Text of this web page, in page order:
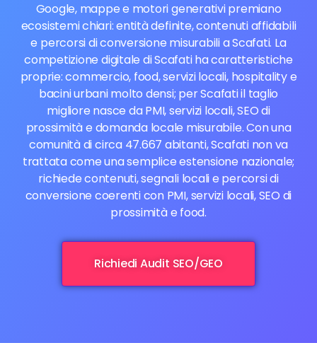
Google, mappe e motori generativi premiano
ecosistemi chiari: entità definite, contenuti affidabili
e percorsi di conversione misurabili a Scafati. La
competizione digitale di Scafati ha caratteristiche
proprie: commercio, food, servizi locali, hospitality e
bacini urbani molto densi; per Scafati il taglio
migliore nasce da PMI, servizi locali, SEO di
prossimità e domanda locale misurabile. Con una
comunità di circa 47.667 abitanti, Scafati non va
trattata come una semplice estensione nazionale;
richiede contenuti, segnali locali e percorsi di
conversione coerenti con PMI, servizi locali, SEO di
prossimità e food.
Richiedi Audit SEO/GEO